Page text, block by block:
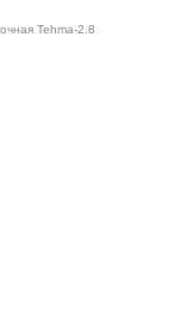
Tehma-2.8